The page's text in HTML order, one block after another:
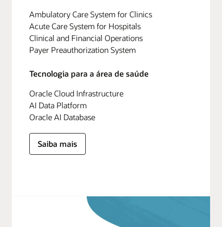
Ambulatory Care System for Clinics
Acute Care System for Hospitals
Clinical and Financial Operations
Payer Preauthorization System
Tecnologia para a área de saúde
Oracle Cloud Infrastructure
AI Data Platform
Oracle AI Database
Saiba mais